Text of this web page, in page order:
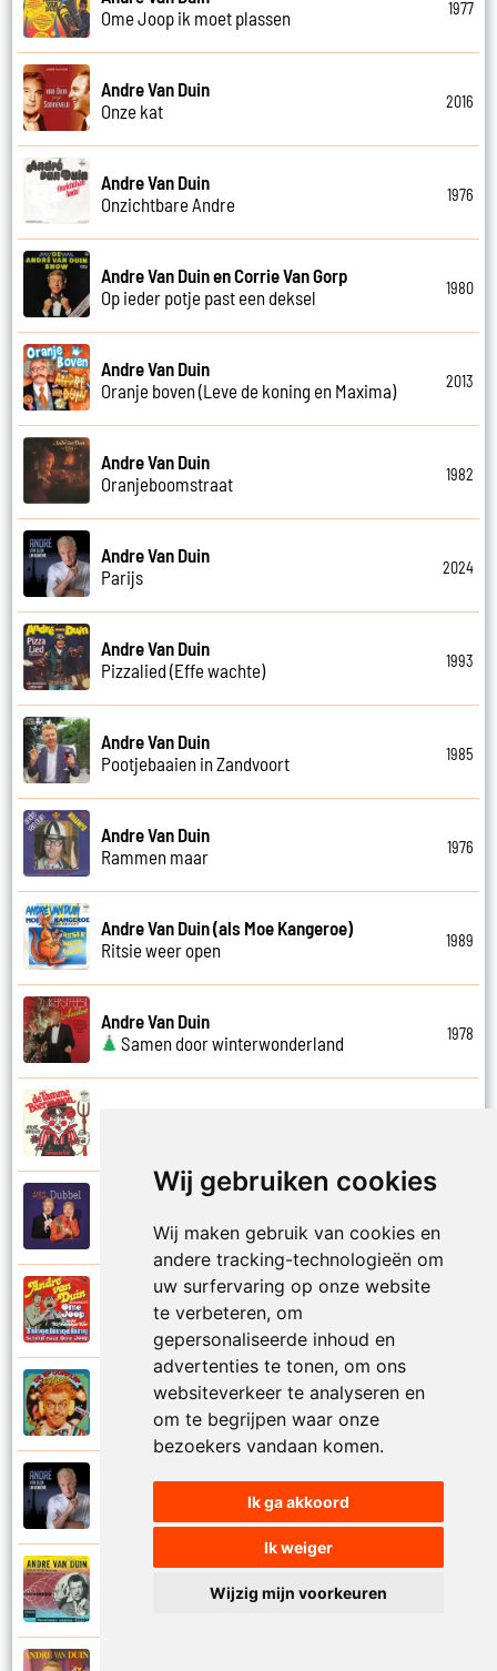
Wij gebruiken cookies
Wij maken gebruik van cookies en
andere tracking-technologieën om
uw surfervaring op onze website
te verbeteren, om
gepersonaliseerde inhoud en
advertenties te tonen, om ons
websiteverkeer te analyseren en
om te begrijpen waar onze
bezoekers vandaan komen.
Ik ga akkoord
Ik weiger
Wijzig mijn voorkeuren
Ome Joop ik moet plassen
1977
Andre Van Duin
Onze kat
2016
Andre Van Duin
Onzichtbare Andre
1976
Andre Van Duin en Corrie Van Gorp
Op ieder potje past een deksel
1980
Andre Van Duin
Oranje boven (Leve de koning en Maxima)
2013
Andre Van Duin
Oranjeboomstraat
1982
Andre Van Duin
Parijs
2024
Andre Van Duin
Pizzalied (Effe wachte)
1993
Andre Van Duin
Pootjebaaien in Zandvoort
1985
Andre Van Duin
Rammen maar
1976
Andre Van Duin (als Moe Kangeroe)
Ritsie weer open
1989
Andre Van Duin
Samen door winterwonderland
1978
Schijt maar in me pannetje
Andre Van Duin
Schrijf naar ome Joop
Andre Van Duin en Frans Van Dusschoten
Andre Van Duin
Stoelen stoelen